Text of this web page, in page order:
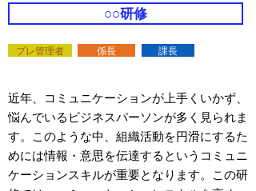
○○研修
プレ管理者 係長 課長
近年、コミュニケーションが上手くいかず、
悩んでいるビジネスパーソンが多く見られま
す。このような中、組織活動を円滑にするた
めには情報・意思を伝達するというコミュニ
ケーションスキルが重要となります。この研